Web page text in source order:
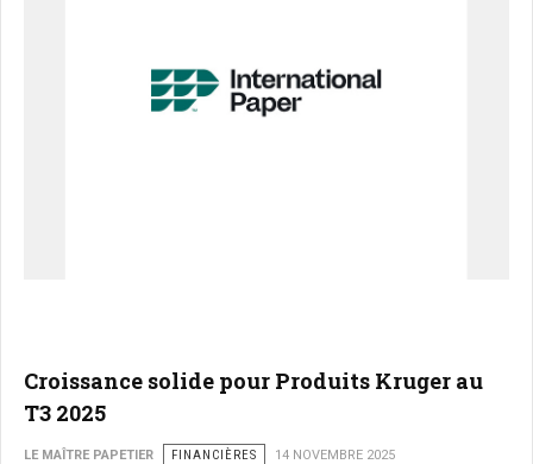
Croissance solide pour Produits Kruger au
T3 2025
LE MAÎTRE PAPETIER FINANCIÈRES 14 NOVEMBRE 2025